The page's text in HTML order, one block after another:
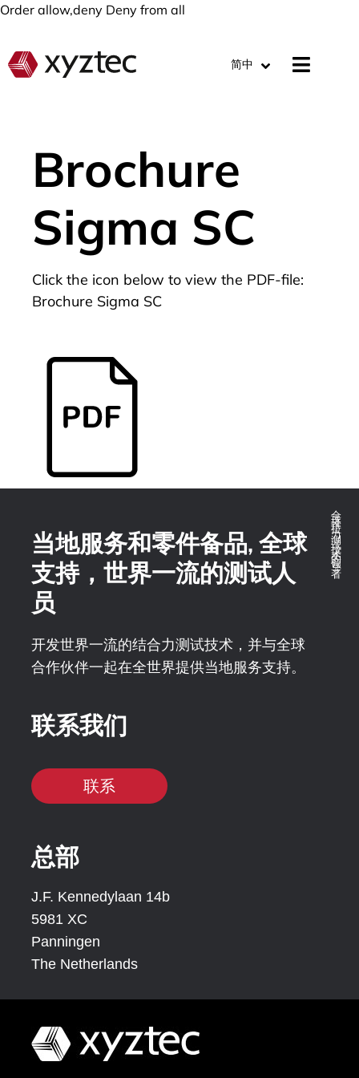
Order allow,deny Deny from all
简中
Brochure
Sigma SC
Click the icon below to view the PDF-file:
Brochure Sigma SC
全球推拉力测试技术的领导者
当地服务和零件备品, 全球
支持，世界一流的测试人
员
开发世界一流的结合力测试技术，并与全球
合作伙伴一起在全世界提供当地服务支持。
联系我们
联系
总部
J.F. Kennedylaan 14b
5981 XC
Panningen
The Netherlands